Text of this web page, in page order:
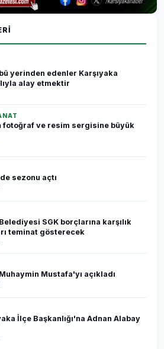
yerinden edenler Karşıyaka
alay etmektir
fotoğraf ve resim sergisine büyük
sezonu açtı
SGK borçlarına karşılık
teminat gösterecek
Mustafa'yı açıkladı
İlçe Başkanlığı'na Adnan Alabay